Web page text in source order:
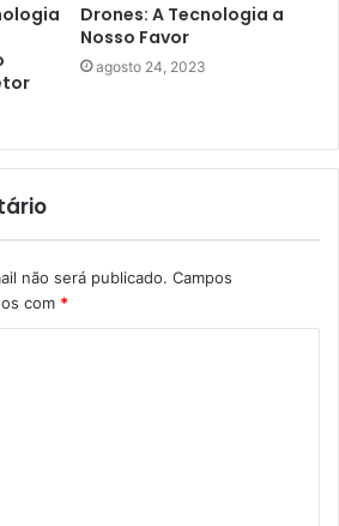
Drones: A Tecnologia a
Nosso Favor
agosto 24, 2023
não será publicado. Campos
com *